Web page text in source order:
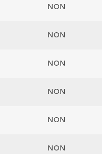
NON
NON
NON
NON
NON
NON